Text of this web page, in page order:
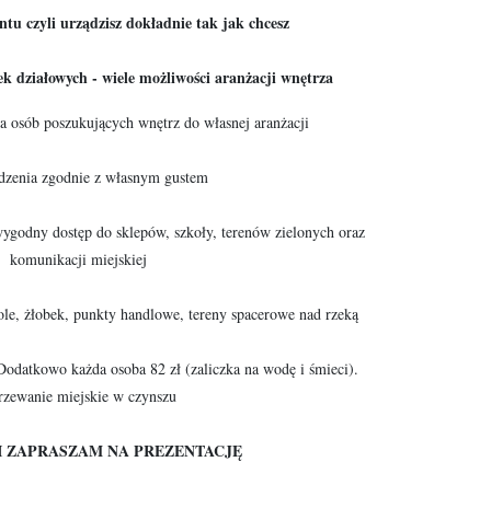
czyli urządzisz dokładnie tak jak chcesz
działowych - wiele możliwości aranżacji wnętrza
osób poszukujących wnętrz do własnej aranżacji
zgodnie z własnym gustem
dostęp do sklepów, szkoły, terenów zielonych oraz
komunikacji miejskiej
żłobek, punkty handlowe, tereny spacerowe nad rzeką
każda osoba 82 zł (zaliczka na wodę i śmieci).
miejskie w czynszu
NA PREZENTACJĘ